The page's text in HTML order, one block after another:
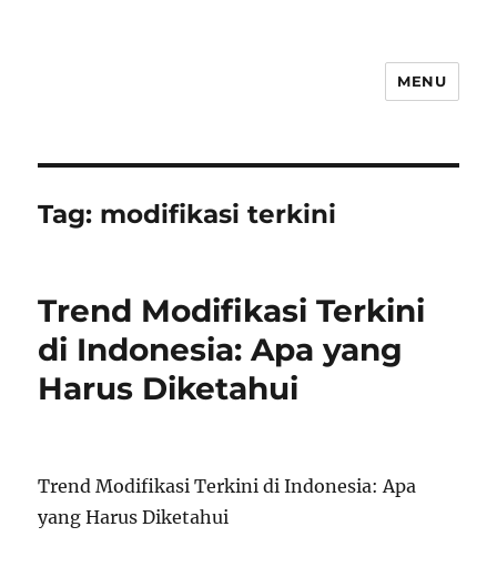
MENU
Tag: modifikasi terkini
Trend Modifikasi Terkini
di Indonesia: Apa yang
Harus Diketahui
Trend Modifikasi Terkini di Indonesia: Apa
yang Harus Diketahui